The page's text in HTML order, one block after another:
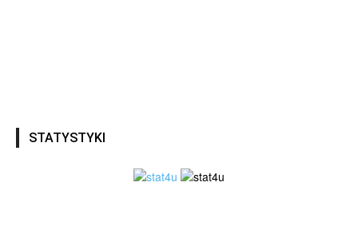
STATYSTYKI